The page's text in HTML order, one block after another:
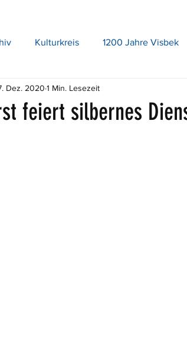
Kulturkreis 1200 Jahre Visbek
feiert silbernes
Dez. 2020 1 Min. Lesezeit